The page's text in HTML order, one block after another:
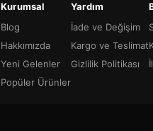
Kurumsal
Blog
Hakkımızda
Yeni Gelenler
Popüler Ürünler
Yardım
İade ve Değişim
Kargo ve Teslimat
Gizlilik Politikası